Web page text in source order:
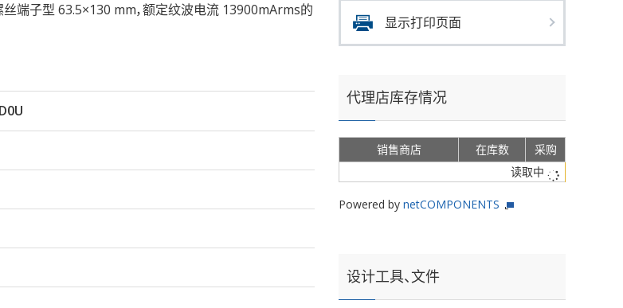
端子型 63.5×130 mm，额定纹波电流 13900mArms的
显示打印页面
代理店库存情况
销售商店 在库数
采购
读取中
Powered by netCOMPONENTS
设计工具、文件